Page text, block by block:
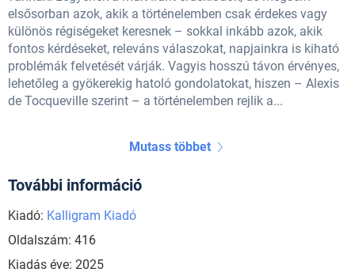
elsősorban azok, akik a történelemben csak érdekes vagy
különös régiségeket keresnek – sokkal inkább azok, akik
fontos kérdéseket, releváns válaszokat, napjainkra is kiható
problémák felvetését várják. Vagyis hosszú távon érvényes,
lehetőleg a gyökerekig hatoló gondolatokat, hiszen – Alexis
de Tocqueville szerint – a történelemben rejlik a...
Mutass többet
További információ
Kiadó: Kalligram Kiadó
Oldalszám: 416
Kiadás éve: 2025